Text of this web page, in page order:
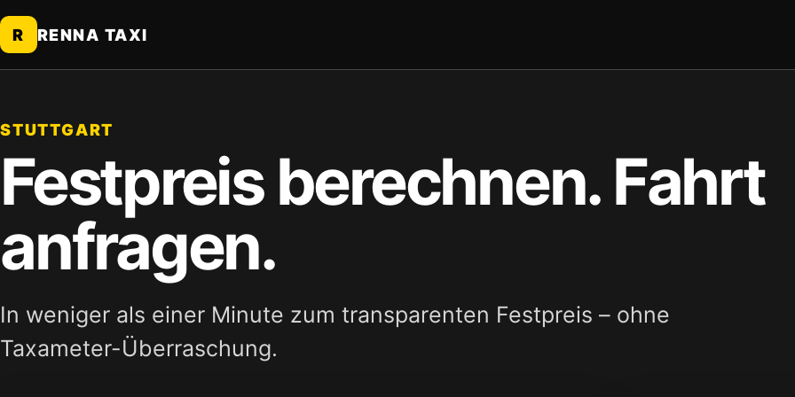
R RENNA TAXI
STUTTGART
Festpreis berechnen. Fahrt
anfragen.
In weniger als einer Minute zum transparenten Festpreis – ohne
Taxameter-Überraschung.